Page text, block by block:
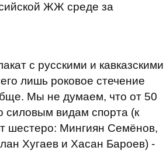
ЖЖ среде за
с русскими и кавказскими
лишь роковое стечение
Мы не думаем, что от 50
силовым видам спорта (к
шестеро: Мингиян Семёнов,
Хугаев и Хасан Бароев) -